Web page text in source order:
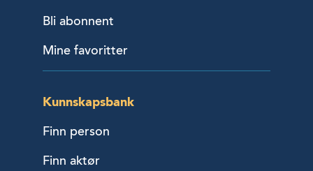
Bli abonnent
Mine favoritter
Kunnskapsbank
Finn person
Finn aktør